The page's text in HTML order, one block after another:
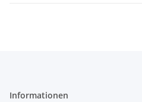
Informationen